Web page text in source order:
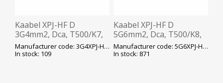
Kaabel XPJ-HF D
3G4mm2, Dca, T500/K7,
valge, ø11,5mm, plank,
450/750V, Prysmian
Manufacturer code: 3G4XPJ-HF-D-T500
In stock: 109
Kaabel XPJ-HF D
5G6mm2, Dca, T500/K8,
valge, ø16mm, plank,
450/750V, Prysmian
Manufacturer code: 5G6XPJ-HF-D-T500
In stock: 871